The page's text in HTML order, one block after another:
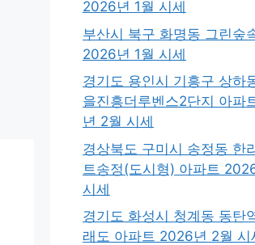
2026년 1월 시세
부산시 북구 화명동 그린숲
2026년 1월 시세
경기도 용인시 기흥구 상하
을진흥더루벤스2단지 아파
년 2월 시세
경상북도 구미시 송정동 한
트송정(도시형) 아파트
시세
경기도 화성시 청계동 동탄
래도 아파트 2026년 2월 시